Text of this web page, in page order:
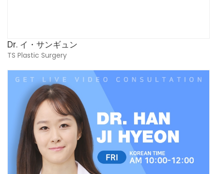
Dr. イ・サンギュン
TS Plastic Surgery